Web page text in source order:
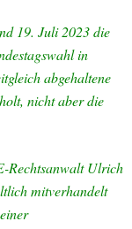
19. Juli 2023 die
in
abgehaltene
nicht aber die
Rechtsanwalt Ulrich
mitverhandelt